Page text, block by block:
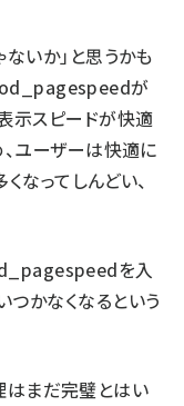
いか」と思うかも
が
示スピードが快適
、ユーザーは快適に
なってしんどい、
を入
かなくなるという
まだ完璧とはい